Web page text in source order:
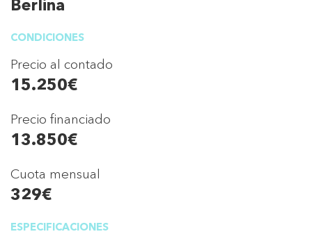
Berlina
CONDICIONES
Precio al contado
15.250€
Precio financiado
13.850€
Cuota mensual
329€
ESPECIFICACIONES